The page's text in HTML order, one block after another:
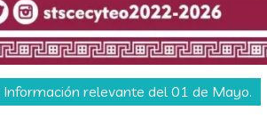
Información relevante del 01 de Mayo.